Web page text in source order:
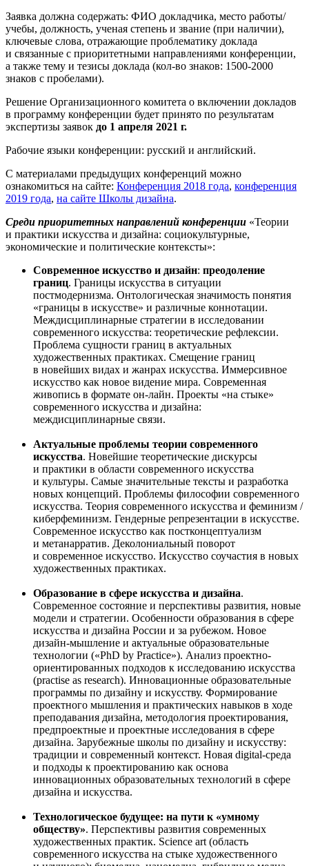
Заявка должна содержать: ФИО докладчика, место работы/
учебы, должность, ученая степень и звание (при наличии),
ключевые слова, отражающие проблематику доклада
и связанные с приоритетными направлениями конференции,
а также тему и тезисы доклада (кол-во знаков: 1500-2000
знаков с пробелами).
Решение Организационного комитета о включении докладов
в программу конференции будет принято по результатам
экспертизы заявок до 1 апреля 2021 г.
Рабочие языки конференции: русский и английский.
С материалами предыдущих конференций можно
ознакомиться на сайте: Конференция 2018 года, конференция
2019 года, на сайте Школы дизайна.
Среди приоритетных направлений конференции «Теории
и практики искусства и дизайна: социокультурные,
экономические и политические контексты»:
Современное искусство и дизайн: преодоление
границ. Границы искусства в ситуации
постмодернизма. Онтологическая значимость понятия
«границы в искусстве» и различные коннотации.
Междисциплинарные стратегии в исследовании
современного искусства: теоретические рефлексии.
Проблема сущности границ в актуальных
художественных практиках. Смещение границ
в новейших видах и жанрах искусства. Иммерсивное
искусство как новое видение мира. Современная
живопись в формате он-лайн. Проекты «на стыке»
современного искусства и дизайна:
междисциплинарные связи.
Актуальные проблемы теории современного
искусства. Новейшие теоретические дискурсы
и практики в области современного искусства
и культуры. Самые значительные тексты и разработка
новых концепций. Проблемы философии современного
искусства. Теория современного искусства и феминизм /
киберфеминизм. Гендерные репрезентации в искусстве.
Современное искусство как постконцептуализм
и метанарратив. Деколониальный поворот
и современное искусство. Искусство соучастия в новых
художественных практиках.
Образование в сфере искусства и дизайна.
Современное состояние и перспективы развития, новые
модели и стратегии. Особенности образования в сфере
искусства и дизайна России и за рубежом. Новое
дизайн-мышление и актуальные образовательные
технологии («PhD by Practice»). Анализ проектно-
ориентированных подходов к исследованию искусства
(practise as research). Инновационные образовательные
программы по дизайну и искусству. Формирование
проектного мышления и практических навыков в ходе
преподавания дизайна, методология проектирования,
предпроектные и проектные исследования в сфере
дизайна. Зарубежные школы по дизайну и искусству:
традиции и современный контекст. Новая digital-среда
и подходы к проектированию как основа
инновационных образовательных технологий в сфере
дизайна и искусства.
Технологическое будущее: на пути к «умному
обществу». Перспективы развития современных
художественных практик. Science art (область
современного искусства на стыке художественного